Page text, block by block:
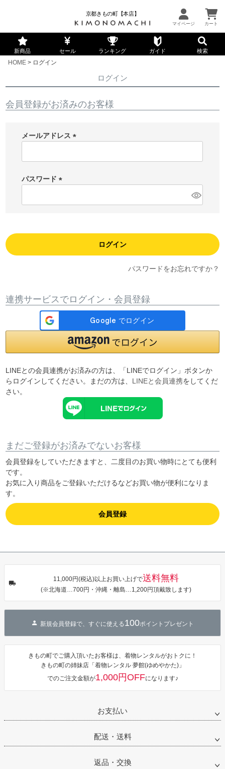
京都きもの町【本店】
新商品 セール ランキング ガイド 検索
HOME ログイン
ログイン
会員登録がお済みのお客様
メールアドレス
パスワード
ログイン
パスワードをお忘れですか？
連携サービスでログイン・会員登録
LINEとの会員連携がお済みの方は、「LINEでログイン」ボタンか
らログインしてください。まだの方は、 LINEと会員連携をしてくだ
さい。
まだご登録がお済みでないお客様
会員登録をしていただきますと、二度目のお買い物時にとても便利
です。
お気に入り商品をご登録いただけるなどお買い物が便利になりま
す。
会員登録
11,000円(税込)以上お買い上げで送料無料
(※北海道…700円・沖縄・離島…1,200円頂戴致します)
新規会員登録で、すぐに使える100ポイントプレゼント
きもの町でご購入頂いたお客様は、着物レンタルがおトクに！
きもの町の姉妹店「着物レンタル 夢館(ゆめやかた)」
でのご注文金額が1,000円OFFになります♪
お支払い
配送・送料
返品・交換